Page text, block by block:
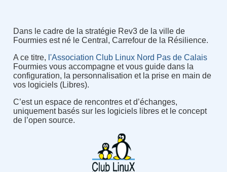
Dans le cadre de la stratégie Rev3 de la ville de
Fourmies est né le Central, Carrefour de la Résilience.
A ce titre, l'Association Club Linux Nord Pas de Calais
Fourmies vous accompagne et vous guide dans la
configuration, la personnalisation et la prise en main de
vos logiciels (Libres).
C’est un espace de rencontres et d’échanges,
uniquement basés sur les logiciels libres et le concept
de l’open source.